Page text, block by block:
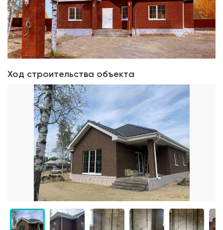
Ход строительства объекта